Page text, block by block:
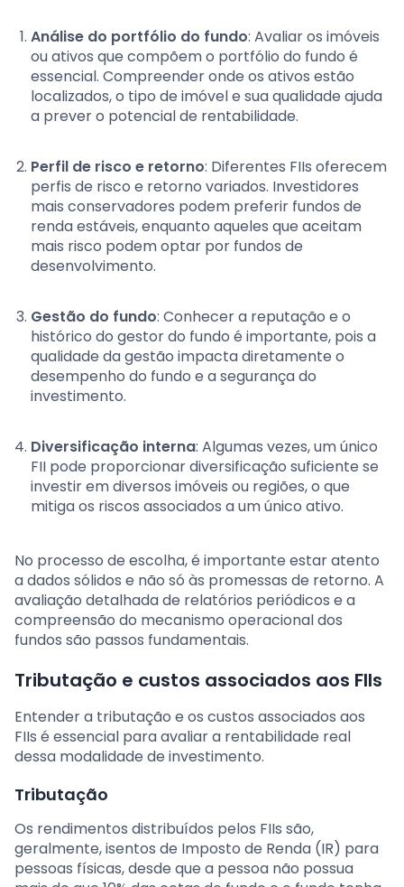
Análise do portfólio do fundo: Avaliar os imóveis
ou ativos que compõem o portfólio do fundo é
essencial. Compreender onde os ativos estão
localizados, o tipo de imóvel e sua qualidade ajuda
a prever o potencial de rentabilidade.
Perfil de risco e retorno: Diferentes FIIs oferecem
perfis de risco e retorno variados. Investidores
mais conservadores podem preferir fundos de
renda estáveis, enquanto aqueles que aceitam
mais risco podem optar por fundos de
desenvolvimento.
Gestão do fundo: Conhecer a reputação e o
histórico do gestor do fundo é importante, pois a
qualidade da gestão impacta diretamente o
desempenho do fundo e a segurança do
investimento.
Diversificação interna: Algumas vezes, um único
FII pode proporcionar diversificação suficiente se
investir em diversos imóveis ou regiões, o que
mitiga os riscos associados a um único ativo.
No processo de escolha, é importante estar atento
a dados sólidos e não só às promessas de retorno. A
avaliação detalhada de relatórios periódicos e a
compreensão do mecanismo operacional dos
fundos são passos fundamentais.
Tributação e custos associados aos FIIs
Entender a tributação e os custos associados aos
FIIs é essencial para avaliar a rentabilidade real
dessa modalidade de investimento.
Tributação
Os rendimentos distribuídos pelos FIIs são,
geralmente, isentos de Imposto de Renda (IR) para
pessoas físicas, desde que a pessoa não possua